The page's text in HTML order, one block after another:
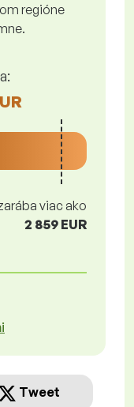
regióne
viac ako
2 859 EUR
Tweet